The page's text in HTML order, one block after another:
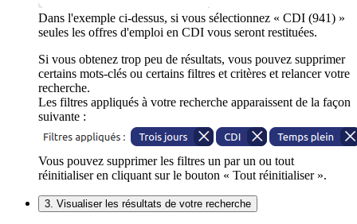
Dans l'exemple ci-dessus, si vous sélectionnez « CDI (941) »
seules les offres d'emploi en CDI vous seront restituées.
Si vous obtenez trop peu de résultats, vous pouvez supprimer
certains mots-clés ou certains filtres et critères et relancer votre
recherche.
Les filtres appliqués à votre recherche apparaissent de la façon
suivante :
Vous pouvez supprimer les filtres un par un ou tout
réinitialiser en cliquant sur le bouton « Tout réinitialiser ».
3. Visualiser les résultats de votre recherche